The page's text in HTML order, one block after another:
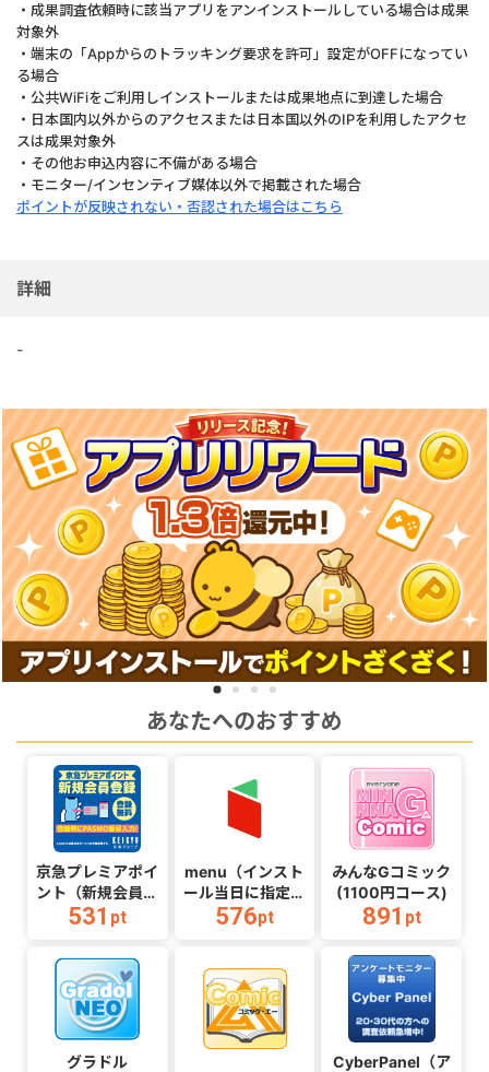
・成果調査依頼時に該当アプリをアンインストールしている場合は成果
対象外
・端末の「Appからのトラッキング要求を許可」設定がOFFになってい
る場合
・公共WiFiをご利用しインストールまたは成果地点に到達した場合
・日本国内以外からのアクセスまたは日本国以外のIPを利用したアクセ
スは成果対象外
・その他お申込内容に不備がある場合
・モニター/インセンティブ媒体以外で掲載された場合
ポイントが反映されない・否認された場合はこちら
詳細
-
あなたへのおすすめ
京急プレミアポイ
ント（新規会員登
録完了（登録時
必須））
531 pt
menu（インスト
ール当日に指定の
クーポンコード経
文完了）
（Android）
576pt
みんなGコミック
(1100円コース)
891 pt
グラドル CyberPanel（ア